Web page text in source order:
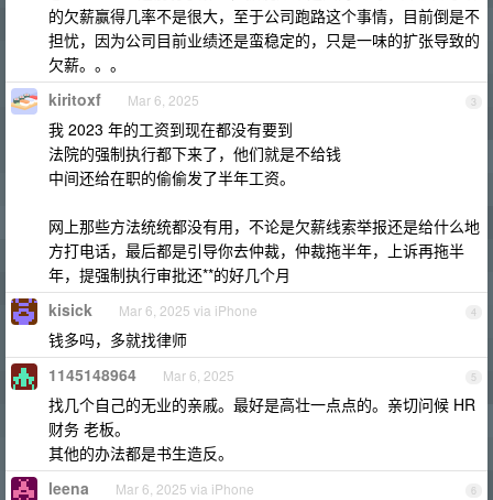
的欠薪赢得几率不是很大，至于公司跑路这个事情，目前倒是不
担忧，因为公司目前业绩还是蛮稳定的，只是一味的扩张导致的
欠薪。。。
3
kiritoxf Mar 6, 2025
我 2023 年的工资到现在都没有要到
法院的强制执行都下来了，他们就是不给钱
中间还给在职的偷偷发了半年工资。
网上那些方法统统都没有用，不论是欠薪线索举报还是给什么地
方打电话，最后都是引导你去仲裁，仲裁拖半年，上诉再拖半
年，提强制执行审批还**的好几个月
4
kisick Mar 6, 2025 via iPhone
钱多吗，多就找律师
5
1145148964 Mar 6, 2025
找几个自己的无业的亲戚。最好是高壮一点点的。亲切问候 HR
财务 老板。
其他的办法都是书生造反。
6
leena Mar 6, 2025 via iPhone